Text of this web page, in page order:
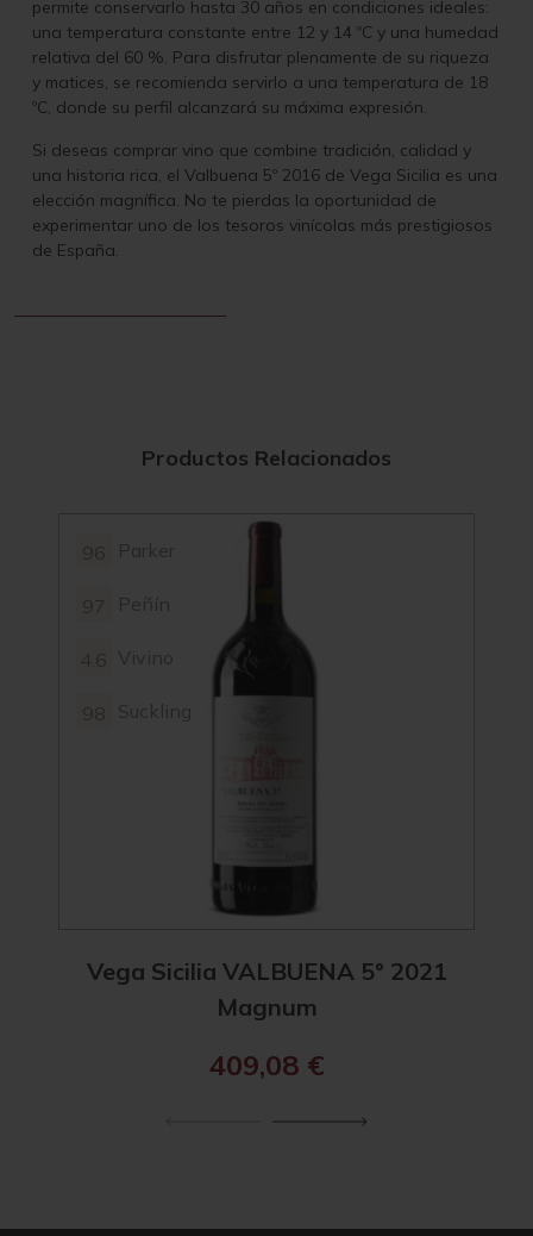
permite conservarlo hasta 30 años en condiciones ideales:
una temperatura constante entre 12 y 14 ºC y una humedad
relativa del 60 %. Para disfrutar plenamente de su riqueza
y matices, se recomienda servirlo a una temperatura de 18
ºC, donde su perfil alcanzará su máxima expresión.
Si deseas comprar vino que combine tradición, calidad y
una historia rica, el Valbuena 5º 2016 de Vega Sicilia es una
elección magnífica. No te pierdas la oportunidad de
experimentar uno de los tesoros vinícolas más prestigiosos
de España.
Productos Relacionados
Parker
Peñín
Vivino
Suckling
Vega Sicilia VALBUENA 5° 2021
Magnum
409,08 €